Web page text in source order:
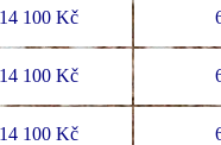
14 100 Kč
14 100 Kč
14 100 Kč